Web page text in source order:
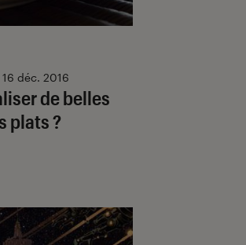
de belles
plats ?
16 déc. 2016